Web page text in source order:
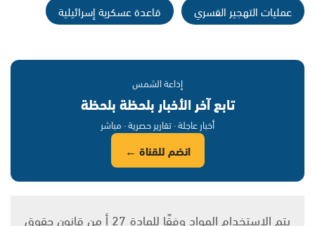
عمليات التهجير القسري
قاعدة عسكرية إسرائيلية
إذاعة الشمس
تابع آخر الأخبار بلحظة بلحظة
أخبار عاجلة · تقارير حصرية · مباشر
انضم للقناة ←
يتم الاستخدام المواد وفقًا للمادة 27 أ من قانون حقوق